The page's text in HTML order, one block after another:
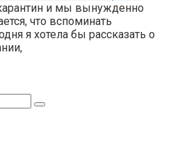
и мы вынужденно
что вспоминать
я хотела бы рассказать о